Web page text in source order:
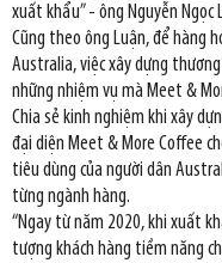
xuất khẩu” - ông Nguyễn Ngọc
Cũng theo ông Luận, để hàng
Australia, việc xây dựng
những nhiệm vụ mà Meet &
Chia sẻ kinh nghiệm khi xây
đại diện Meet & More Coffee
tiêu dùng của người dân
từng ngành hàng.
“Ngay từ năm 2020, khi xuất
tượng khách hàng tiềm năng